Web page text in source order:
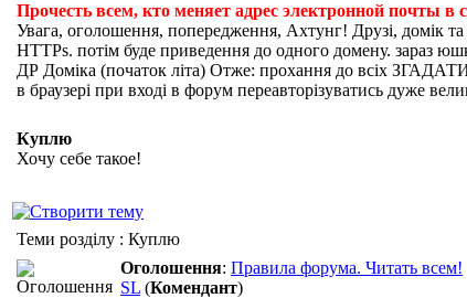
Прочесть всем, кто меняет адрес электронной почты в
Увага, оголошення, попередження, Ахтунг! Друзі, домік
HTTPs. потім буде приведення до одного домену. зараз
ДР Доміка (початок літа) Отже: прохання до всіх ЗГАДАТИ
в браузері при вході в форум переавторізуватись дуже
Куплю
Хочу себе такое!
Теми розділу : Куплю
Оголошення: Правила форума. Читать всем!
SL (Комендант)